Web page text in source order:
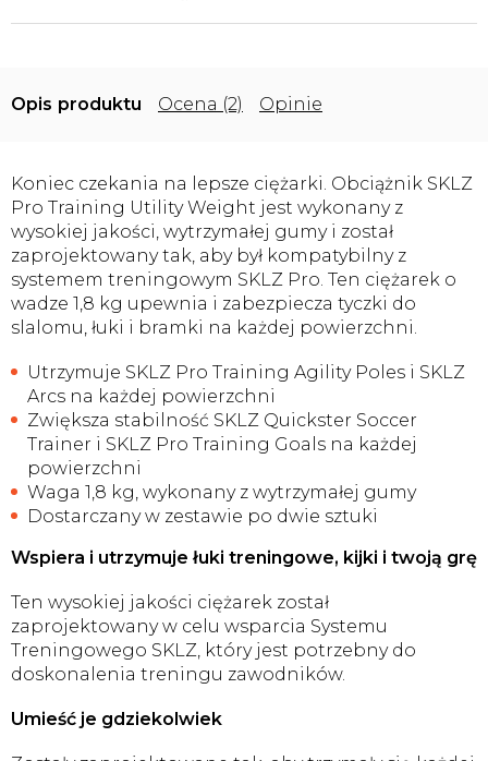
Opis Ocena (2) Opinie
Koniec czekania na lepsze ciężarki. Obciążnik SKLZ
Pro Training Utility Weight jest wykonany z
wysokiej jakości, wytrzymałej gumy i został
zaprojektowany tak, aby był kompatybilny z
systemem treningowym SKLZ Pro. Ten ciężarek o
wadze 1,8 kg upewnia i zabezpiecza tyczki do
slalomu, łuki i bramki na każdej powierzchni.
Utrzymuje SKLZ Pro Training Agility Poles i SKLZ
Arcs na każdej powierzchni
Zwiększa stabilność SKLZ Quickster Soccer
Trainer i SKLZ Pro Training Goals na każdej
powierzchni
Waga 1,8 kg, wykonany z wytrzymałej gumy
Dostarczany w zestawie po dwie sztuki
Wspiera i utrzymuje łuki treningowe, kijki i twoją grę
Ten wysokiej jakości ciężarek został
zaprojektowany w celu wsparcia Systemu
Treningowego SKLZ, który jest potrzebny do
doskonalenia treningu zawodników.
Umieść je gdziekolwiek